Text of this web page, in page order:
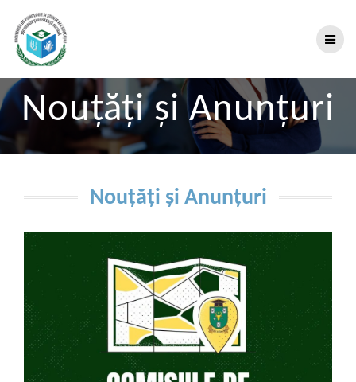
Nouțăți și Anunțuri
Nouțăți și Anunțuri